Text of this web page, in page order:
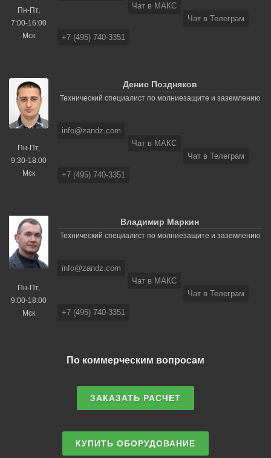
Пн-Пт,
7:00-16:00
Мск
Чат в МАКС
Чат в Телеграм
+7 (495) 740-3351
Пн-Пт,
9:30-18:00
Мск
Денис Поздняков
Технический специалист по молниезащите и заземлению
info@zandz.com
Чат в МАКС
Чат в Телеграм
+7 (495) 740-3351
Пн-Пт,
9:00-18:00
Мск
Владимир Маркин
Технический специалист по молниезащите и заземлению
info@zandz.com
Чат в МАКС
Чат в Телеграм
+7 (495) 740-3351
По коммерческим вопросам
ЗАКАЗАТЬ РАСЧЕТ
КУПИТЬ ОБОРУДОВАНИЕ